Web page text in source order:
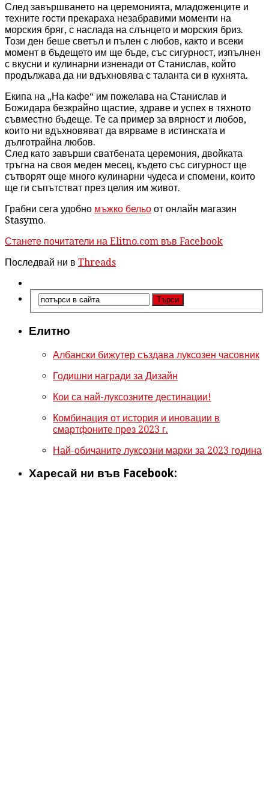
След завършването на церемонията, младоженците и
техните гости прекараха незабравими моменти на
морския бряг, с наслада на слънцето и морския бриз.
Този ден беше светъл и пълен с любов, както и всеки
момент в бъдещето им ще бъде, със сигурност, изпълнен
с вкусни и кулинарни изненади от Станислав, който
продължава да ни вдъхновява с таланта си в кухнята.
Екипа на „На кафе“ им пожелава на Станислав и
Божидара безкрайно щастие, здраве и успех в тяхното
съвместно бъдеще. Те са пример за вярност и любов,
които ни вдъхновяват да вярваме в истинската и
дълготрайна любов.
След като завърши сватбената церемония, двойката
тръгна на своя меден месец, където със сигурност ще
сътворят още много кулинарни чудеса и спомени, които
ще ги съпътстват през целия им живот.
Грабни сега удобно мъжко бельо от онлайн магазин
Stasymo.
Станете почитатели на Elitno.com във Facebook
Последвай ни в Threads
Елитно
Албански бижутер създава луксозен часовник
Годишни награди за Дизайн
Кои са най-луксозните дестинации!
Комбинация от история и иновации в
смартфоните през 2023 г.
Най-обичаните луксозни марки за 2023 година
Харесай ни във Facebook: